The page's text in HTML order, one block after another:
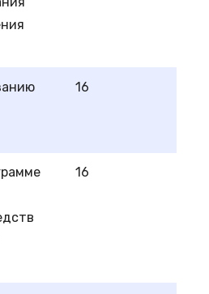
16
16